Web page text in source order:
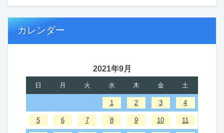
カレンダー
2021年9月
日 月 火 水 木 金 土
1 2 3 4
5 6 7 8 9 10 11